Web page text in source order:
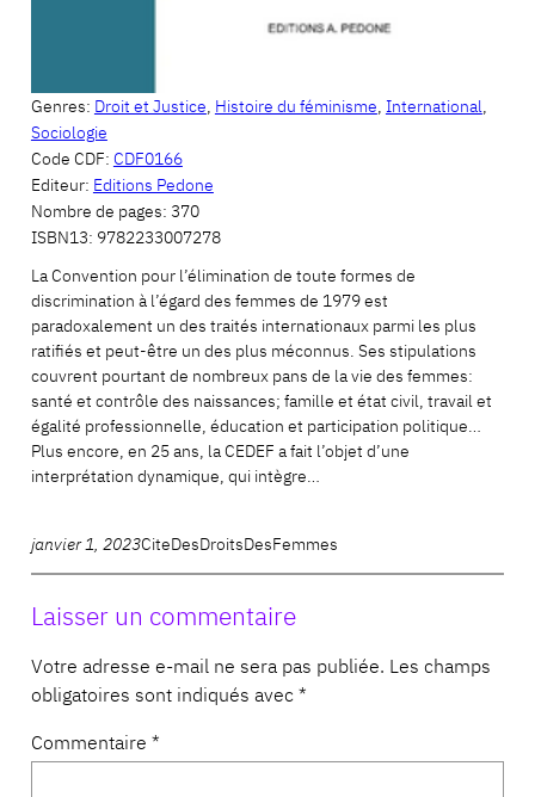
Genres: Droit et Justice, Histoire du féminisme, International,
Sociologie
Code CDF: CDF0166
Editeur: Editions Pedone
Nombre de pages: 370
ISBN13: 9782233007278
La Convention pour l’élimination de toute formes de
discrimination à l’égard des femmes de 1979 est
paradoxalement un des traités internationaux parmi les plus
ratifiés et peut-être un des plus méconnus. Ses stipulations
couvrent pourtant de nombreux pans de la vie des femmes:
santé et contrôle des naissances; famille et état civil, travail et
égalité professionnelle, éducation et participation politique…
Plus encore, en 25 ans, la CEDEF a fait l’objet d’une
interprétation dynamique, qui intègre…
janvier 1, 2023CiteDesDroitsDesFemmes
Laisser un commentaire
Votre adresse e-mail ne sera pas publiée. Les champs
obligatoires sont indiqués avec *
Commentaire *